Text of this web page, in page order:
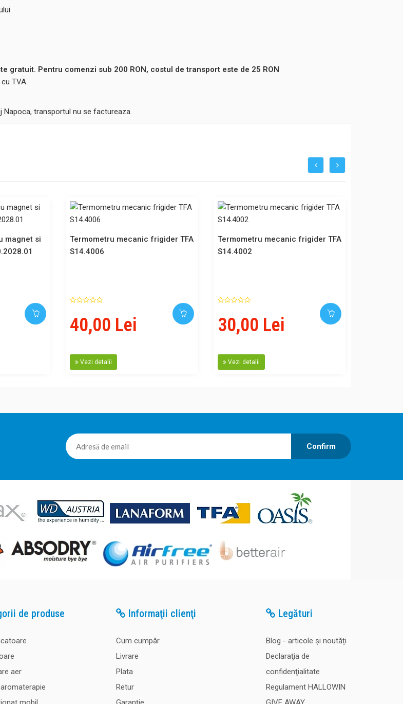
gratuit. Pentru comenzi sub 200 RON, costul de transport este de 25 RON
TVA.
Napoca, transportul nu se factureaza.
magnet si
Termometru mecanic frigider TFA
S14.4006
40,00 Lei
Vezi detalii
Termometru mecanic frigider TFA
S14.4002
30,00 Lei
Vezi detalii
Confirm
de produse
aer
Informaţii clienţi
Cum cumpăr
Livrare
Plata
Retur
Legături
Blog - articole și noutăți
Declaraţia de
confidenţialitate
Regulament HALLOWIN